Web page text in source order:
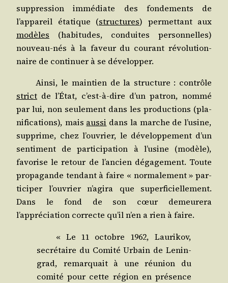
sup­pres­sion immé­diate des fon­de­ments de
l’appareil éta­tique (struc­tures) per­met­tant aux
modèles (habi­tudes, conduites per­son­nelles)
nou­veau-nés à la faveur du cou­rant révo­lu­tion­
naire de conti­nuer à se développer.
Ain­si, le main­tien de la struc­ture : contrôle
strict de l’État, c’est-à-dire d’un patron, nom­mé
par lui, non seule­ment dans les pro­duc­tions (pla­
ni­fi­ca­tions), mais aus­si dans la marche de l’usine,
sup­prime, chez l’ouvrier, le déve­lop­pe­ment d’un
sen­ti­ment de par­ti­ci­pa­tion à l’usine (modèle),
favo­rise le retour de l’ancien déga­ge­ment. Toute
pro­pa­gande ten­dant à faire « nor­ma­le­ment » par­
ti­ci­per l’ouvrier n’agira que super­fi­ciel­le­ment.
Dans le fond de son cœur demeu­re­ra
l’appréciation cor­recte qu’il n’en a rien à faire.
« Le 11 octobre 1962, Lau­ri­kov,
secré­taire du Comi­té Urbain de Lenin­
grad, remar­quait à une réunion du
comi­té pour cette région en pré­sence